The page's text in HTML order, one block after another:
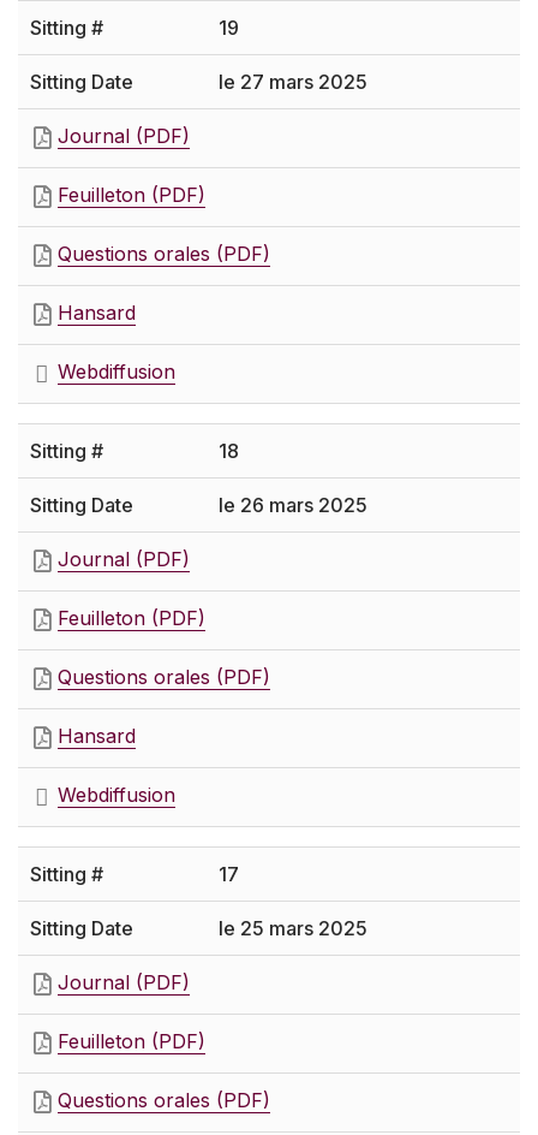
19
le 27 mars 2025
Journal (PDF)
Feuilleton (PDF)
Questions orales (PDF)
Hansard
Webdiffusion
18
le 26 mars 2025
Journal (PDF)
Feuilleton (PDF)
Questions orales (PDF)
Hansard
Webdiffusion
17
le 25 mars 2025
Journal (PDF)
Feuilleton (PDF)
Questions orales (PDF)